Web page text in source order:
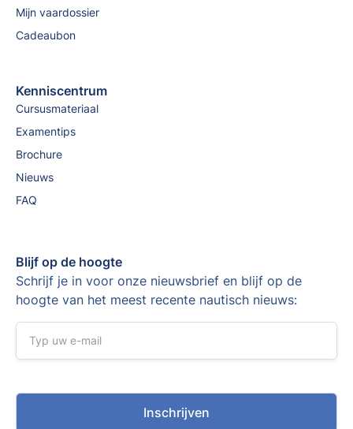
Mijn vaardossier
Cadeaubon
Kenniscentrum
Cursusmateriaal
Examentips
Brochure
Nieuws
FAQ
Blijf op de hoogte
Schrijf je in voor onze nieuwsbrief en blijf op de
hoogte van het meest recente nautisch nieuws: